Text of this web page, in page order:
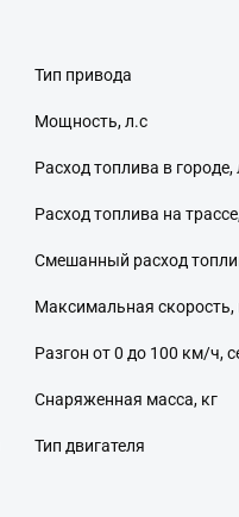
Тип привода
Мощность, л.с
Расход топлива в
Расход топлива на
Смешанный расход
Максимальная
Разгон от 0 до 100 км/ч,
Снаряженная масса, кг
Тип двигателя